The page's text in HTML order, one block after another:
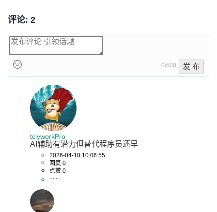
评论: 2
0/500 发 布
tclyworkPro
AI辅助有潜力但替代程序员还早
2026-04-18 10:06:55
回复 0
点赞 0